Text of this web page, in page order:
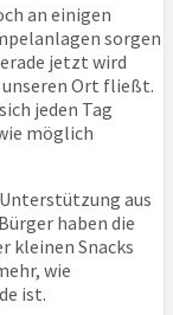
an einigen
sorgen
jetzt wird
unseren Ort fließt.
jeden Tag
möglich
aus
haben die
kleinen Snacks
wie
ist.